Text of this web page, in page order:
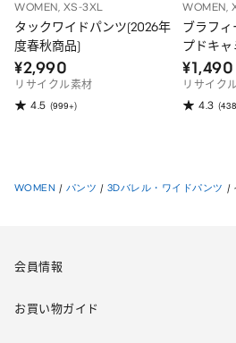
WOMEN, XS-3XL
タックワイドパンツ(2026年
度春秋商品)
¥2,990
リサイクル素材
4.5 (999+)
WOMEN,
ブラフィ
プドキ
¥1,490
リサイク
4.3
WOMEN / パンツ / 3Dバレル・ワイドパンツ /
会員情報
お買い物ガイド